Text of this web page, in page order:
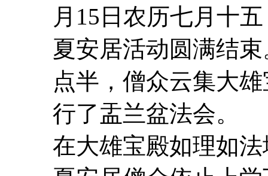
月15日农历七月十
夏安居活动圆满结
点半，僧众云集大
行了盂兰盆法会。
在大雄宝殿如理如